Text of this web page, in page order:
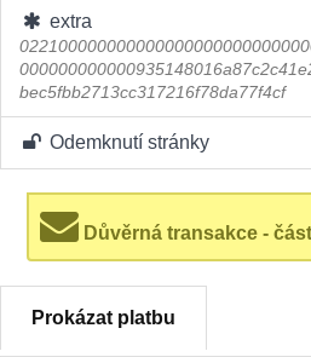
extra
bec5fbb2713cc317216f78da77f4cf
Odemknutí stránky
Důvěrná transakce -
Prokázat platbu